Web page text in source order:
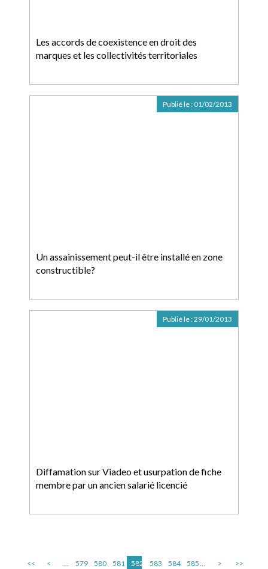
Les accords de coexistence en droit des
marques et les collectivités territoriales
Un assainissement peut-il être installé en zone
constructible?
Publié le : 01/02/2013
Diffamation sur Viadeo et usurpation de fiche
membre par un ancien salarié licencié
Publié le :29/01/2013
<< < ... 579 580 581 582 583 584 585... > >>